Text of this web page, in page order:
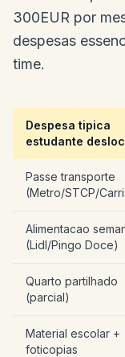
300EUR por
despesas
time.
Despesa tipica
estudante
Passe transporte
(Metro/STCP/
Alimentacao
(Lidl/Pingo Doce)
Quarto partilhado
(parcial)
Material escolar +
foticopias